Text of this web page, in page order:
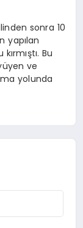
sonra 10
yapılan
Bu
ve
yolunda